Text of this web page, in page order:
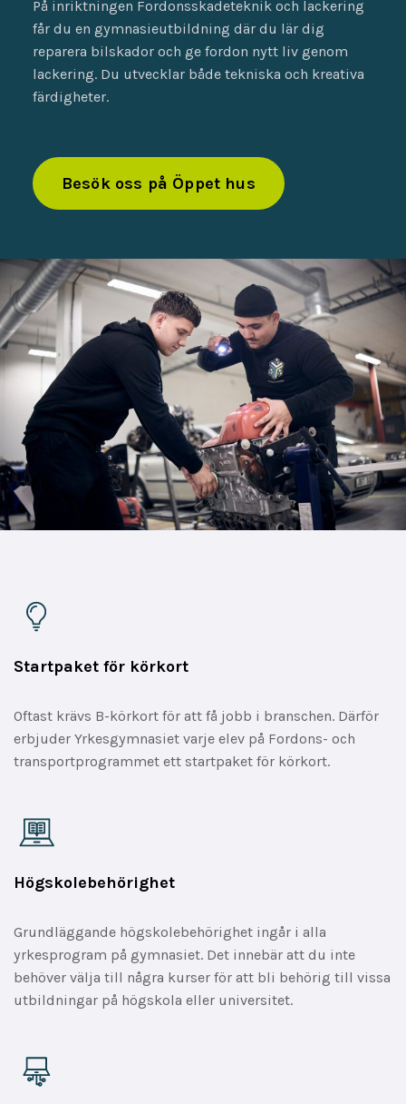
På inriktningen Fordonsskadeteknik och lackering
får du en gymnasieutbildning där du lär dig
reparera bilskador och ge fordon nytt liv genom
lackering. Du utvecklar både tekniska och kreativa
färdigheter.
Besök oss på Öppet hus
Startpaket för körkort
Oftast krävs B-körkort för att få jobb i branschen. Därför
erbjuder Yrkesgymnasiet varje elev på Fordons- och
transportprogrammet ett startpaket för körkort.
Högskolebehörighet
Grundläggande högskolebehörighet ingår i alla
yrkesprogram på gymnasiet. Det innebär att du inte
behöver välja till några kurser för att bli behörig till vissa
utbildningar på högskola eller universitet.